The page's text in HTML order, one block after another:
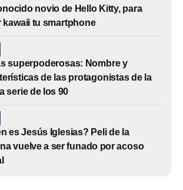
novio de Hello Kitty, para
kawaii tu smartphone
superpoderosas: Nombre y
de las protagonistas de la
serie de los 90
es Jesús Iglesias? Peli de la
vuelve a ser funado por acoso